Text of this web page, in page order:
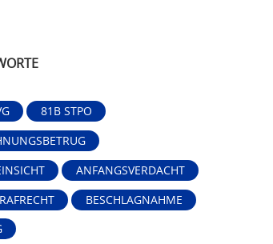
81B STPO
ANFANGSVERDACHT
BESCHLAGNAHME